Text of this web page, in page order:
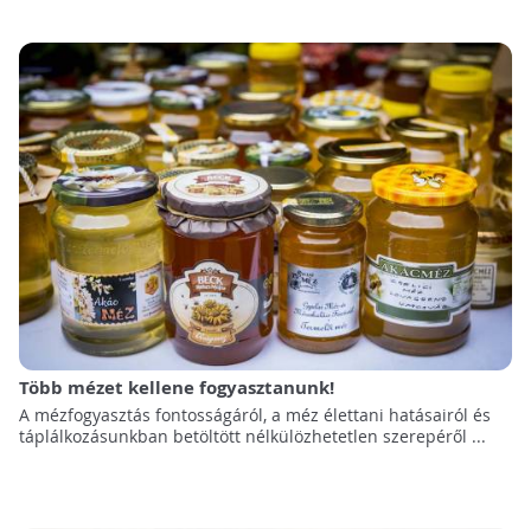
Több mézet kellene fogyasztanunk!
A mézfogyasztás fontosságáról, a méz élettani hatásairól és
táplálkozásunkban betöltött nélkülözhetetlen szerepéről ...